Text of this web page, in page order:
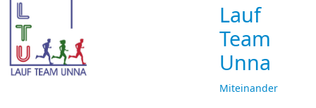
Lauf
Team
Unna
Miteinander